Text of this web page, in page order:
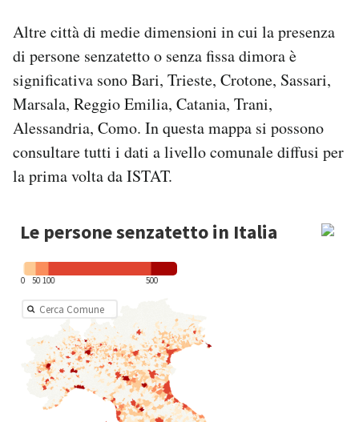
Altre città di medie dimensioni in cui la presenza
di persone senzatetto o senza fissa dimora è
significativa sono Bari, Trieste, Crotone, Sassari,
Marsala, Reggio Emilia, Catania, Trani,
Alessandria, Como. In questa mappa si possono
consultare tutti i dati a livello comunale diffusi per
la prima volta da ISTAT.